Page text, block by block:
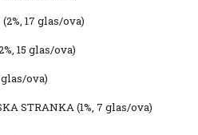
(2%, 17 glas/ova)
15 glas/ova)
glas/ova)
STRANKA(1%, 7 glas/ova)